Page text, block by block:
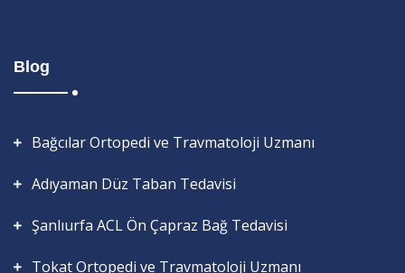
Blog
Bağcılar Ortopedi ve Travmatoloji Uzmanı
Adıyaman Düz Taban Tedavisi
Şanlıurfa ACL Ön Çapraz Bağ Tedavisi
Tokat Ortopedi ve Travmatoloji Uzmanı